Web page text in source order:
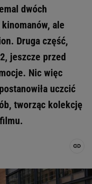
dwóch
ale
Druga część,
jeszcze przed
Nic więc
uczcić
tworząc kolekcję